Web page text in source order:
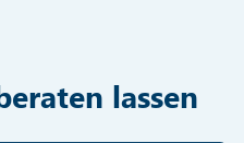
lassen